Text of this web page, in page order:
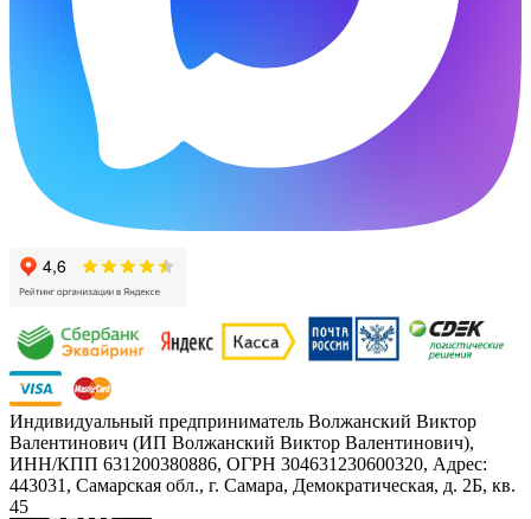
Индивидуальный предприниматель Волжанский Виктор
Валентинович (ИП Волжанский Виктор Валентинович),
ИНН/КПП 631200380886, ОГРН 304631230600320, Адрес:
443031, Самарская обл., г. Самара, Демократическая, д. 2Б, кв.
45